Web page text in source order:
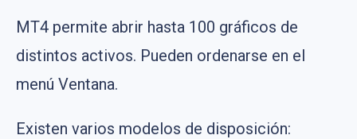
MT4 permite abrir hasta 100 gráficos de
distintos activos. Pueden ordenarse en el
menú Ventana.
Existen varios modelos de disposición: